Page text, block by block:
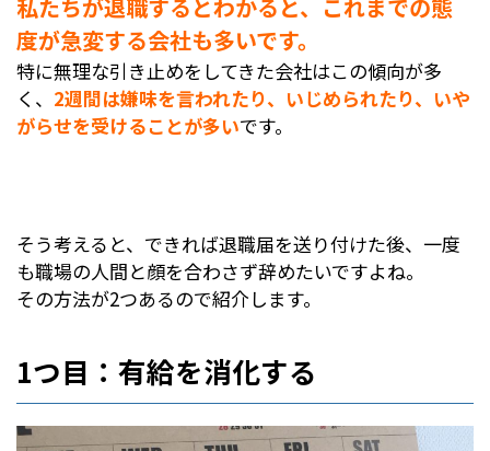
私たちが退職するとわかると、これまでの態
度が急変する会社も多いです。
特に無理な引き止めをしてきた会社はこの傾向が多
く、 2週間は嫌味を言われたり、いじめられたり、いや
がらせを受けることが多いです。
そう考えると、できれば退職届を送り付けた後、一度
も職場の人間と顔を合わさず辞めたいですよね。
その方法が2つあるので紹介します。
1つ目：有給を消化する